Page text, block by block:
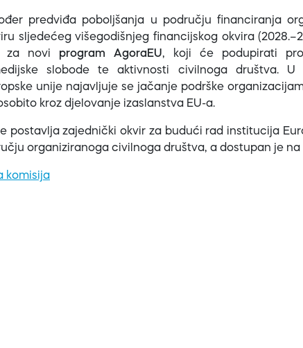
predviđa poboljšanja u području financiranja
sljedećeg višegodišnjeg financijskog okvira
za novi program AgoraEU, koji će podupirati
slobode te aktivnosti civilnoga društva. U
unije najavljuje se jačanje podrške
kroz djelovanje izaslanstva EU-a.
postavlja zajednički okvir za budući rad institucija
organiziranoga civilnoga društva, a dostupan je na
komisija